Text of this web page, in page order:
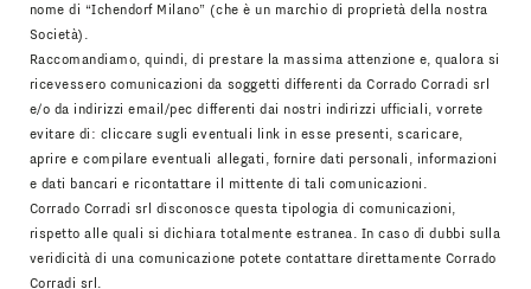
nome di “Ichendorf Milano” (che è un marchio di proprietà della nostra
Società).
Raccomandiamo, quindi, di prestare la massima attenzione e, qualora si
ricevessero comunicazioni da soggetti differenti da Corrado Corradi srl
e/o da indirizzi email/pec differenti dai nostri indirizzi ufficiali, vorrete
evitare di: cliccare sugli eventuali link in esse presenti, scaricare,
aprire e compilare eventuali allegati, fornire dati personali, informazioni
e dati bancari e ricontattare il mittente di tali comunicazioni.
Corrado Corradi srl disconosce questa tipologia di comunicazioni,
rispetto alle quali si dichiara totalmente estranea. In caso di dubbi sulla
veridicità di una comunicazione potete contattare direttamente Corrado
Corradi srl.